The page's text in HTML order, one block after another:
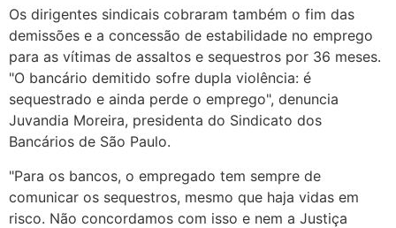
Os dirigentes sindicais cobraram também o fim das
demissões e a concessão de estabilidade no emprego
para as vítimas de assaltos e sequestros por 36 meses.
"O bancário demitido sofre dupla violência: é
sequestrado e ainda perde o emprego", denuncia
Juvandia Moreira, presidenta do Sindicato dos
Bancários de São Paulo.
"Para os bancos, o empregado tem sempre de
comunicar os sequestros, mesmo que haja vidas em
risco. Não concordamos com isso e nem a Justiça